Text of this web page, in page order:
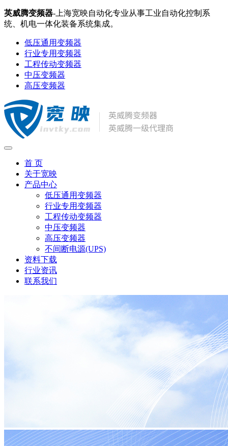
英威腾变频器-上海宽映自动化专业从事工业自动化控制系
统、机电一体化装备系统集成。
低压通用变频器
行业专用变频器
工程传动变频器
中压变频器
高压变频器
首 页
关于宽映
产品中心
低压通用变频器
行业专用变频器
工程传动变频器
中压变频器
高压变频器
不间断电源(UPS)
资料下载
行业资讯
联系我们